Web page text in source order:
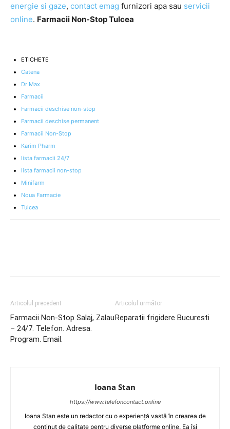
energie si gaze, contact emag furnizori apa sau servicii
online. Farmacii Non-Stop Tulcea
ETICHETE
Catena
Dr Max
Farmacii
Farmacii deschise non-stop
Farmacii deschise permanent
Farmacii Non-Stop
Karim Pharm
lista farmacii 24/7
lista farmacii non-stop
Minifarm
Noua Farmacie
Tulcea
Articolul precedent
Farmacii Non-Stop Salaj, Zalau
– 24/7. Telefon. Adresa.
Program. Email.
Articolul următor
Reparatii frigidere Bucuresti
Ioana Stan
https://www.telefoncontact.online
Ioana Stan este un redactor cu o experiență vastă în crearea de
conținut de calitate pentru diverse platforme online. Ea își